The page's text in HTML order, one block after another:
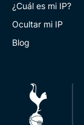
¿Cuál es mi IP?
Ocultar mi IP
Blog